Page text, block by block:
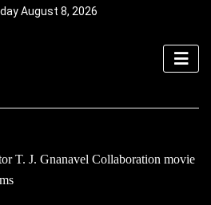
August 8, 2026
T. J. Gnanavel Collaboration movie